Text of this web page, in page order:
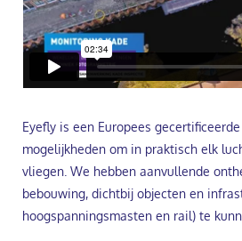
Eyefly is een Europees
mogelijkheden om in praktisch elk
vliegen. We hebben aanvullende
bebouwing, dichtbij objecten en
hoogspanningsmasten en rail) te